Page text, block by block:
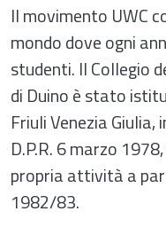
Il movimento UWC
mondo dove ogni
studenti. Il Collegio
di Duino è stato
Friuli Venezia
D.P.R. 6 marzo
propria attività a
1982/83.